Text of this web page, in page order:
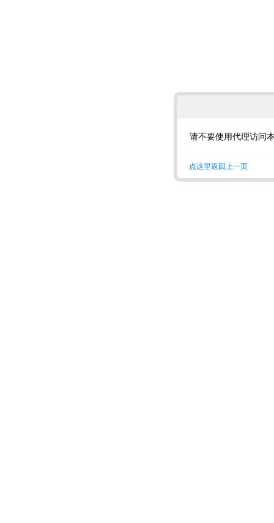
请不要使用代理访问
点这里返回上一页